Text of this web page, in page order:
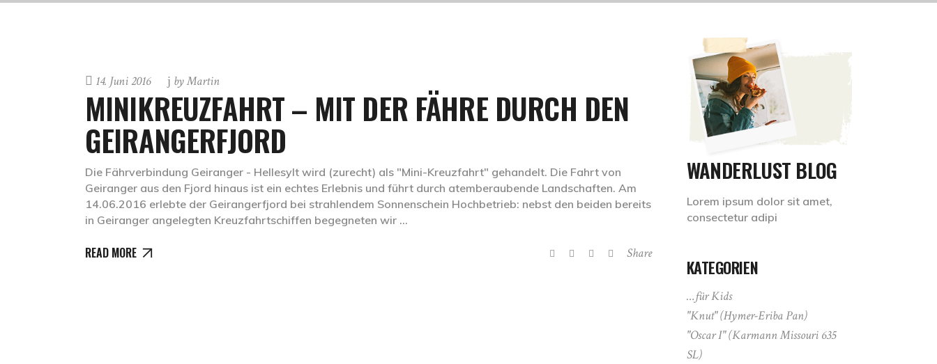
14. Juni 2016 byMartin
MINIKREUZFAHRT – MIT DER FÄHRE DURCH DEN
GEIRANGERFJORD
Die Fährverbindung Geiranger - Hellesylt wird (zurecht) als "Mini-Kreuzfahrt" gehandelt. Die Fahrt von
Geiranger aus den Fjord hinaus ist ein echtes Erlebnis und führt durch atemberaubende Landschaften. Am
14.06.2016 erlebte der Geirangerfjord bei strahlendem Sonnenschein Hochbetrieb: nebst den beiden bereits
in Geiranger angelegten Kreuzfahrtschiffen begegneten wir
READ MORE Share
WANDERLUST BLOG
Lorem ipsum dolor sit amet,
consectetur adipi
KATEGORIEN
…für Kids
"Knut" (Hymer-Eriba Pan)
"Oscar I" (Karmann Missouri 635
SL)